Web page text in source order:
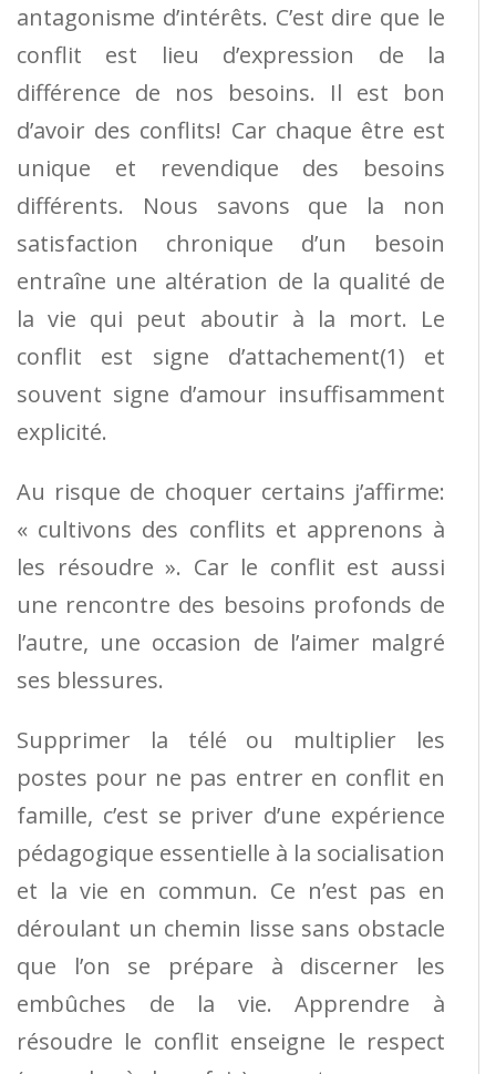
antagonisme d’intérêts. C’est dire que le
conflit est lieu d’expression de la
différence de nos besoins. Il est bon
d’avoir des conflits! Car chaque être est
unique et revendique des besoins
différents. Nous savons que la non
satisfaction chronique d’un besoin
entraîne une altération de la qualité de
la vie qui peut aboutir à la mort. Le
conflit est signe d’attachement(1) et
souvent signe d’amour insuffisamment
explicité.
Au risque de choquer certains j’affirme:
« cultivons des conflits et apprenons à
les résoudre ». Car le conflit est aussi
une rencontre des besoins profonds de
l’autre, une occasion de l’aimer malgré
ses blessures.
Supprimer la télé ou multiplier les
postes pour ne pas entrer en conflit en
famille, c’est se priver d’une expérience
pédagogique essentielle à la socialisation
et la vie en commun. Ce n’est pas en
déroulant un chemin lisse sans obstacle
que l’on se prépare à discerner les
embûches de la vie. Apprendre à
résoudre le conflit enseigne le respect